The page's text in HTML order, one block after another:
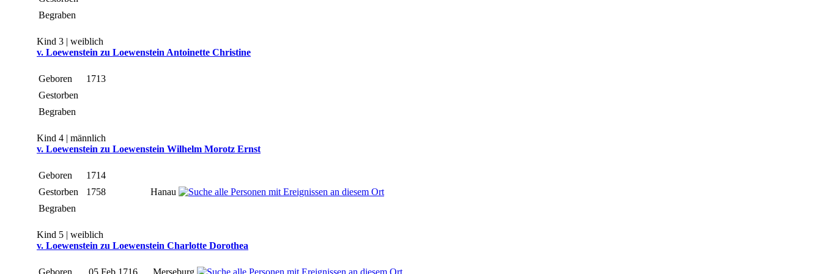
Begraben
Kind 3 | weiblich
v. Loewenstein zu Loewenstein Antoinette Christine
Geboren
1713
Gestorben
Begraben
Kind 4 | männlich
v. Loewenstein zu Loewenstein Wilhelm Morotz Ernst
Geboren
1714
Gestorben
1758
Hanau
Begraben
Kind 5 | weiblich
v. Loewenstein zu Loewenstein Charlotte Dorothea